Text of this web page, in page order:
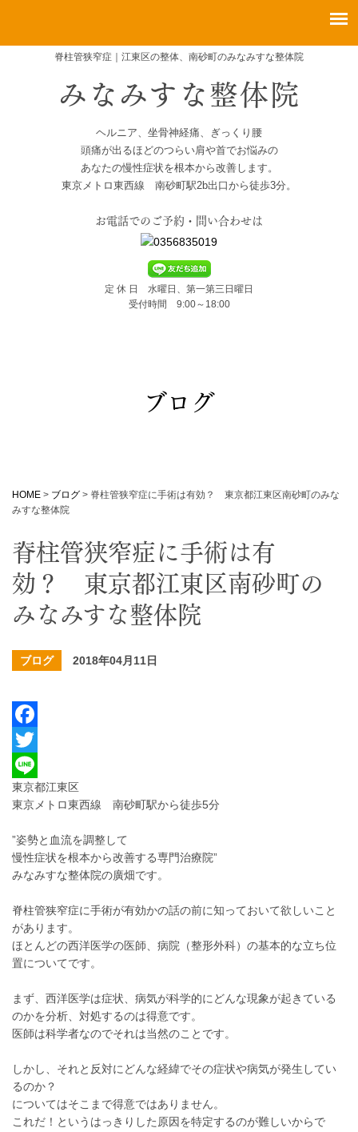
脊柱管狭窄症｜江東区の整体、南砂町のみなみすな整体院
ヘルニア、坐骨神経痛、ぎっくり腰
頭痛が出るほどのつらい肩や首でお悩みの
あなたの慢性症状を根本から改善します。
東京メトロ東西線 南砂町駅2b出口から徒歩3分。
お電話でのご予約・問い合わせは
定 休 日 水曜日、第一第三日曜日
受付時間 9:00～18:00
ブログ
HOME > ブログ > 脊柱管狭窄症に手術は有効？ 東京都江東区南砂町のみな
みすな整体院
脊柱管狭窄症に手術は有
効？ 東京都江東区南砂町の
みなみすな整体院
ブログ 2018年04月11日
Facebook
Twitter
Line
東京都江東区
東京メトロ東西線 南砂町駅から徒歩5分
”姿勢と血流を調整して
慢性症状を根本から改善する専門治療院”
みなみすな整体院の廣畑です。
脊柱管狭窄症に手術が有効かの話の前に知っておいて欲しいこと
があります。
ほとんどの西洋医学の医師、病院（整形外科）の基本的な立ち位
置についてです。
まず、西洋医学は症状、病気が科学的にどんな現象が起きている
のかを分析、対処するのは得意です。
医師は科学者なのでそれは当然のことです。
しかし、それと反対にどんな経緯でその症状や病気が発生してい
るのか？
についてはそこまで得意ではありません。
これだ！というはっきりした原因を特定するのが難しいからで